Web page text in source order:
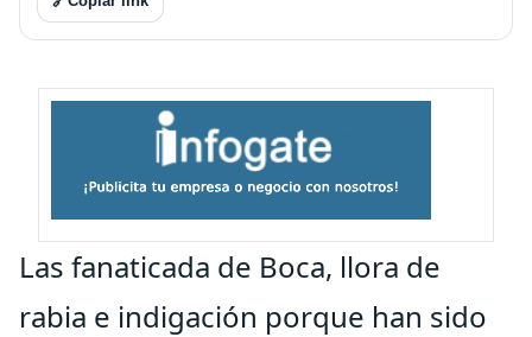
Las fanaticada de Boca, llora de
rabia e indigación porque han sido